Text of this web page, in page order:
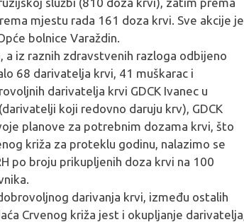
mjestu rada 161 doza krvi. Sve akcije je
bolnice Varaždin.
iz raznih zdravstvenih razloga odbijeno
68 darivatelja krvi, 41 muškarac i
darivatelja krvi GDCK Ivanec u
koji redovno daruju krv), GDCK
planove za potrebnim dozama krvi, što
križa za proteklu godinu, nalazimo se
po broju prikupljenih doza krvi na 100
darivanja krvi, između ostalih
Crvenog križa jest i okupljanje darivatelja,